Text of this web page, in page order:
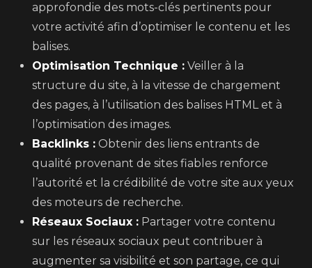
approfondie des mots-clés pertinents pour
votre activité afin d’optimiser le contenu et les
balises.
Optimisation Technique : Veiller à la
structure du site, à la vitesse de chargement
des pages, à l’utilisation des balises HTML et à
l’optimisation des images.
Backlinks : Obtenir des liens entrants de
qualité provenant de sites fiables renforce
l’autorité et la crédibilité de votre site aux yeux
des moteurs de recherche.
Réseaux Sociaux : Partager votre contenu
sur les réseaux sociaux peut contribuer à
augmenter sa visibilité et son partage, ce qui